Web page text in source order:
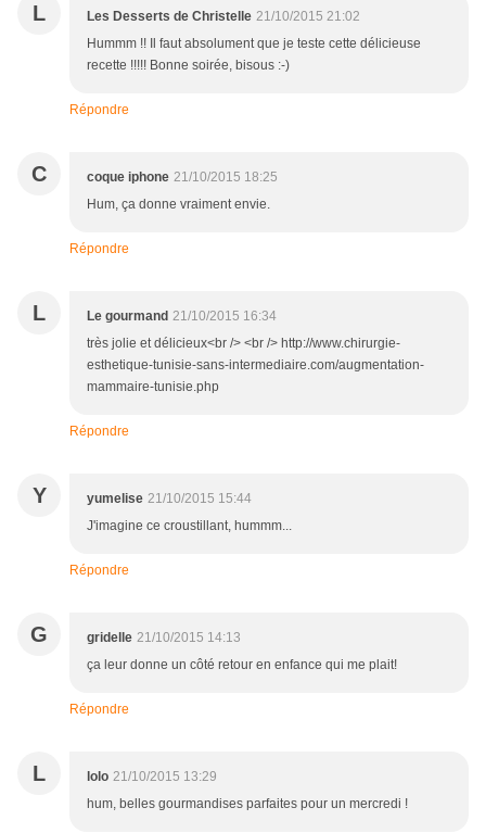
L Les Desserts de Christelle 21/10/2015 21:02
Hummm !! Il faut absolument que je teste cette délicieuse
recette !!!!! Bonne soirée, bisous :-)
Répondre
C coque iphone 21/10/2015 18:25
Hum, ça donne vraiment envie.
Répondre
L Le gourmand 21/10/2015 16:34
très jolie et délicieux<br /> <br /> http://www.chirurgie-
esthetique-tunisie-sans-intermediaire.com/augmentation-
mammaire-tunisie.php
Répondre
Y yumelise 21/10/2015 15:44
J'imagine ce croustillant, hummm...
Répondre
G gridelle 21/10/2015 14:13
ça leur donne un côté retour en enfance qui me plait!
Répondre
L lolo 21/10/2015 13:29
hum, belles gourmandises parfaites pour un mercredi !